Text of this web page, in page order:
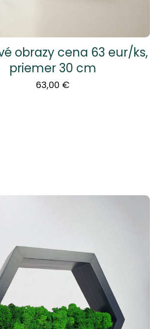
obrazy cena 63 eur/ks,
priemer 30 cm
63,00 €